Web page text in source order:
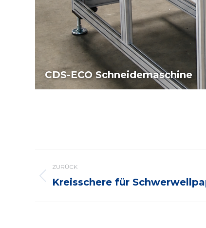
CDS-ECO Schneidemaschine
Navigation
ZURÜCK
Vorheriges
Kreisschere für